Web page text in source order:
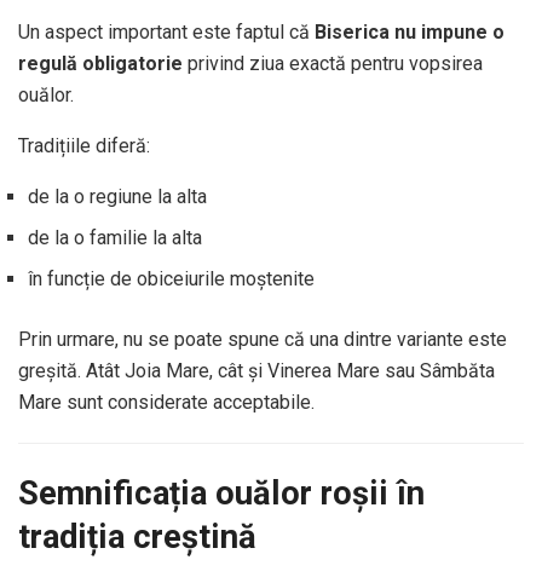
Un aspect important este faptul că Biserica nu impune o
regulă obligatorie privind ziua exactă pentru vopsirea
ouălor.
Tradițiile diferă:
de la o regiune la alta
de la o familie la alta
în funcție de obiceiurile moștenite
Prin urmare, nu se poate spune că una dintre variante este
greșită. Atât Joia Mare, cât și Vinerea Mare sau Sâmbăta
Mare sunt considerate acceptabile.
Semnificația ouălor roșii în
tradiția creștină